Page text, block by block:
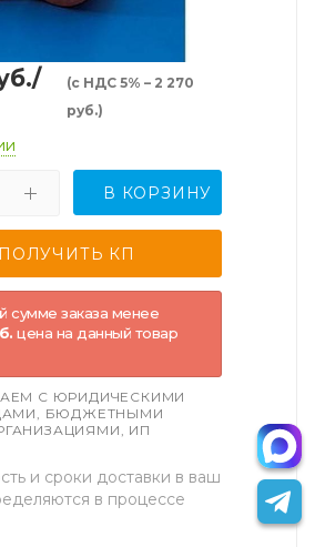
/
(с НДС 5% – 2 270
руб.)
В КОРЗИНУ
сумме заказа менее
цена на данный товар
С ЮРИДИЧЕСКИМИ
БЮДЖЕТНЫМИ
ИП
и сроки доставки в ваш
в процессе